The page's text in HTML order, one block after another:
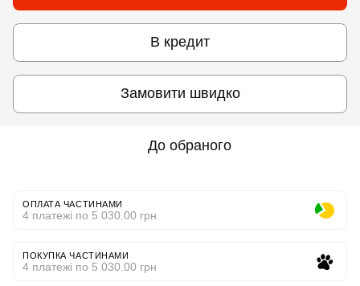
В кредит
Замовити швидко
До обраного
ОПЛАТА ЧАСТИНАМИ
4 платежі по 5 030.00 грн
ПОКУПКА ЧАСТИНАМИ
4 платежі по 5 030.00 грн